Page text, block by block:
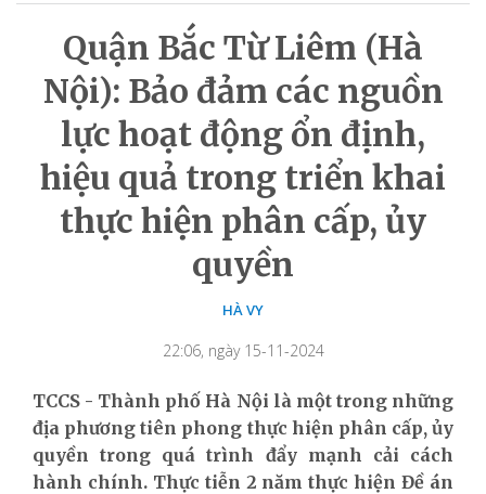
Quận Bắc Từ Liêm (Hà
Nội): Bảo đảm các nguồn
lực hoạt động ổn định,
hiệu quả trong triển khai
thực hiện phân cấp, ủy
quyền
HÀ VY
22:06, ngày 15-11-2024
TCCS - Thành phố Hà Nội là một trong những
địa phương tiên phong thực hiện phân cấp, ủy
quyền trong quá trình đẩy mạnh cải cách
hành chính. Thực tiễn 2 năm thực hiện Đề án